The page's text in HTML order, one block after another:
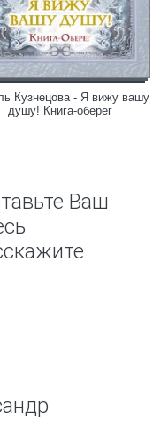
Кузнецова - Я вижу вашу
душу! Книга-оберег
Ваш